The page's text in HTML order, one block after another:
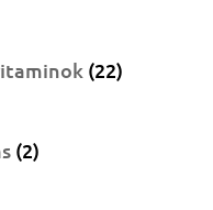
2222
22